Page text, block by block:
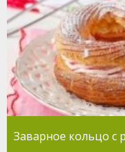
Заварное кольцо